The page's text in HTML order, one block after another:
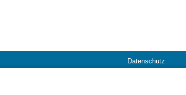
Datenschutz